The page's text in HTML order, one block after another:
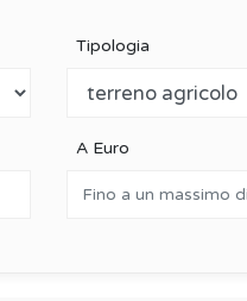
Tipologia
A Euro